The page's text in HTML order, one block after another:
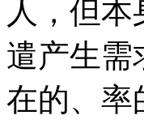
人，但
遣产生
在的、